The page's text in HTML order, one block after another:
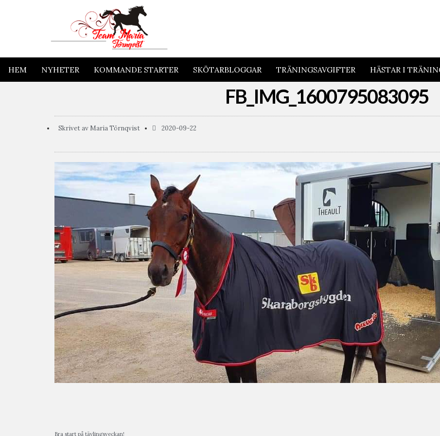
HEM NYHETER KOMMANDE STARTER SKÖTARBLOGGAR TRÄNINGSAVGIFTER HÄSTAR I
FB_IMG_1600795083095
Skrivet av Maria Törnqvist 2020-09-22
Bra start på tävlingsveckan!